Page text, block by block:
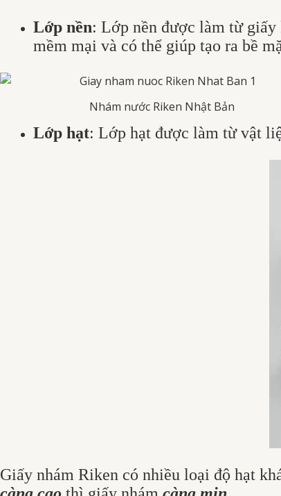
Lớp nền: Lớp nền được làm từ
mềm mại và có thể giúp tạo ra bề
Nhám nước Riken Nhật Bản
Lớp hạt: Lớp hạt được làm từ vật
Giấy nhám Riken có nhiều loại độ hạt